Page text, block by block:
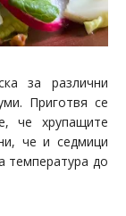
за различни
Приготвя се
че хрупащите
че и седмици
температура до